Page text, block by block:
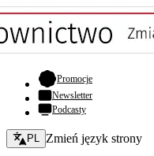
Promocje- otwiera się w
Newsletter
Podcasty
Zmień język - bieżący:
PL Zmień język strony